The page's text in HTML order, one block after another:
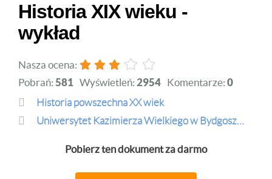
Historia XIX wieku -
wykład
Nasza ocena:
Pobrań: 581 Wyświetleń: 2954 Komentarze: 0
Historia powszechna XX wiek
Uniwersytet Kazimierza Wielkiego w Bydgoszczy
Pobierz ten dokument za darmo